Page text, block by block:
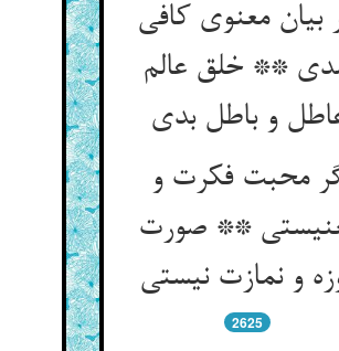
بیان معنوی کافی
** خلق عالم
محبت فکرت و
** صورت
2625